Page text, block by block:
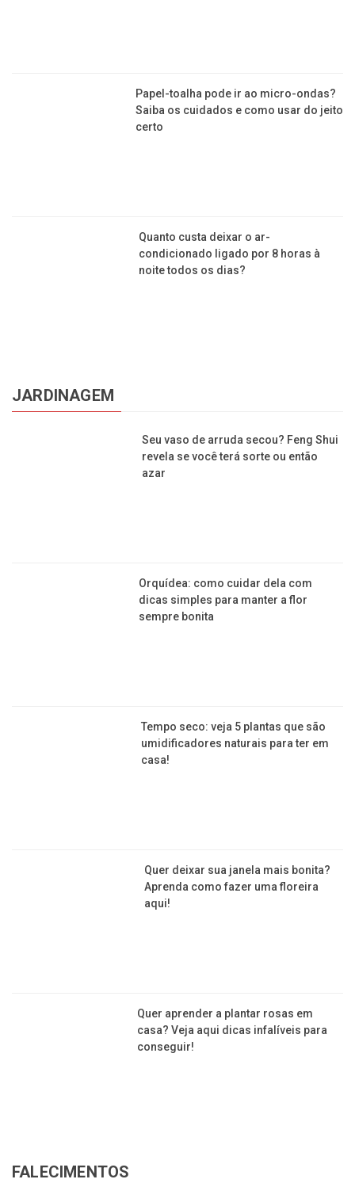
Papel-toalha pode ir ao micro-ondas?
Saiba os cuidados e como usar do jeito
certo
Quanto custa deixar o ar-
condicionado ligado por 8 horas à
noite todos os dias?
JARDINAGEM
Seu vaso de arruda secou? Feng Shui
revela se você terá sorte ou então
azar
Orquídea: como cuidar dela com
dicas simples para manter a flor
sempre bonita
Tempo seco: veja 5 plantas que são
umidificadores naturais para ter em
casa!
Quer deixar sua janela mais bonita?
Aprenda como fazer uma floreira
aqui!
Quer aprender a plantar rosas em
casa? Veja aqui dicas infalíveis para
conseguir!
FALECIMENTOS